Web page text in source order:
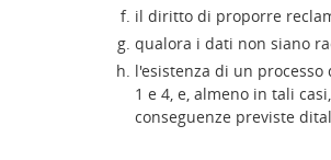
il diritto di proporre
qualora i dati non siano
l'esistenza di un
1 e 4, e, almeno in tali
conseguenze previste